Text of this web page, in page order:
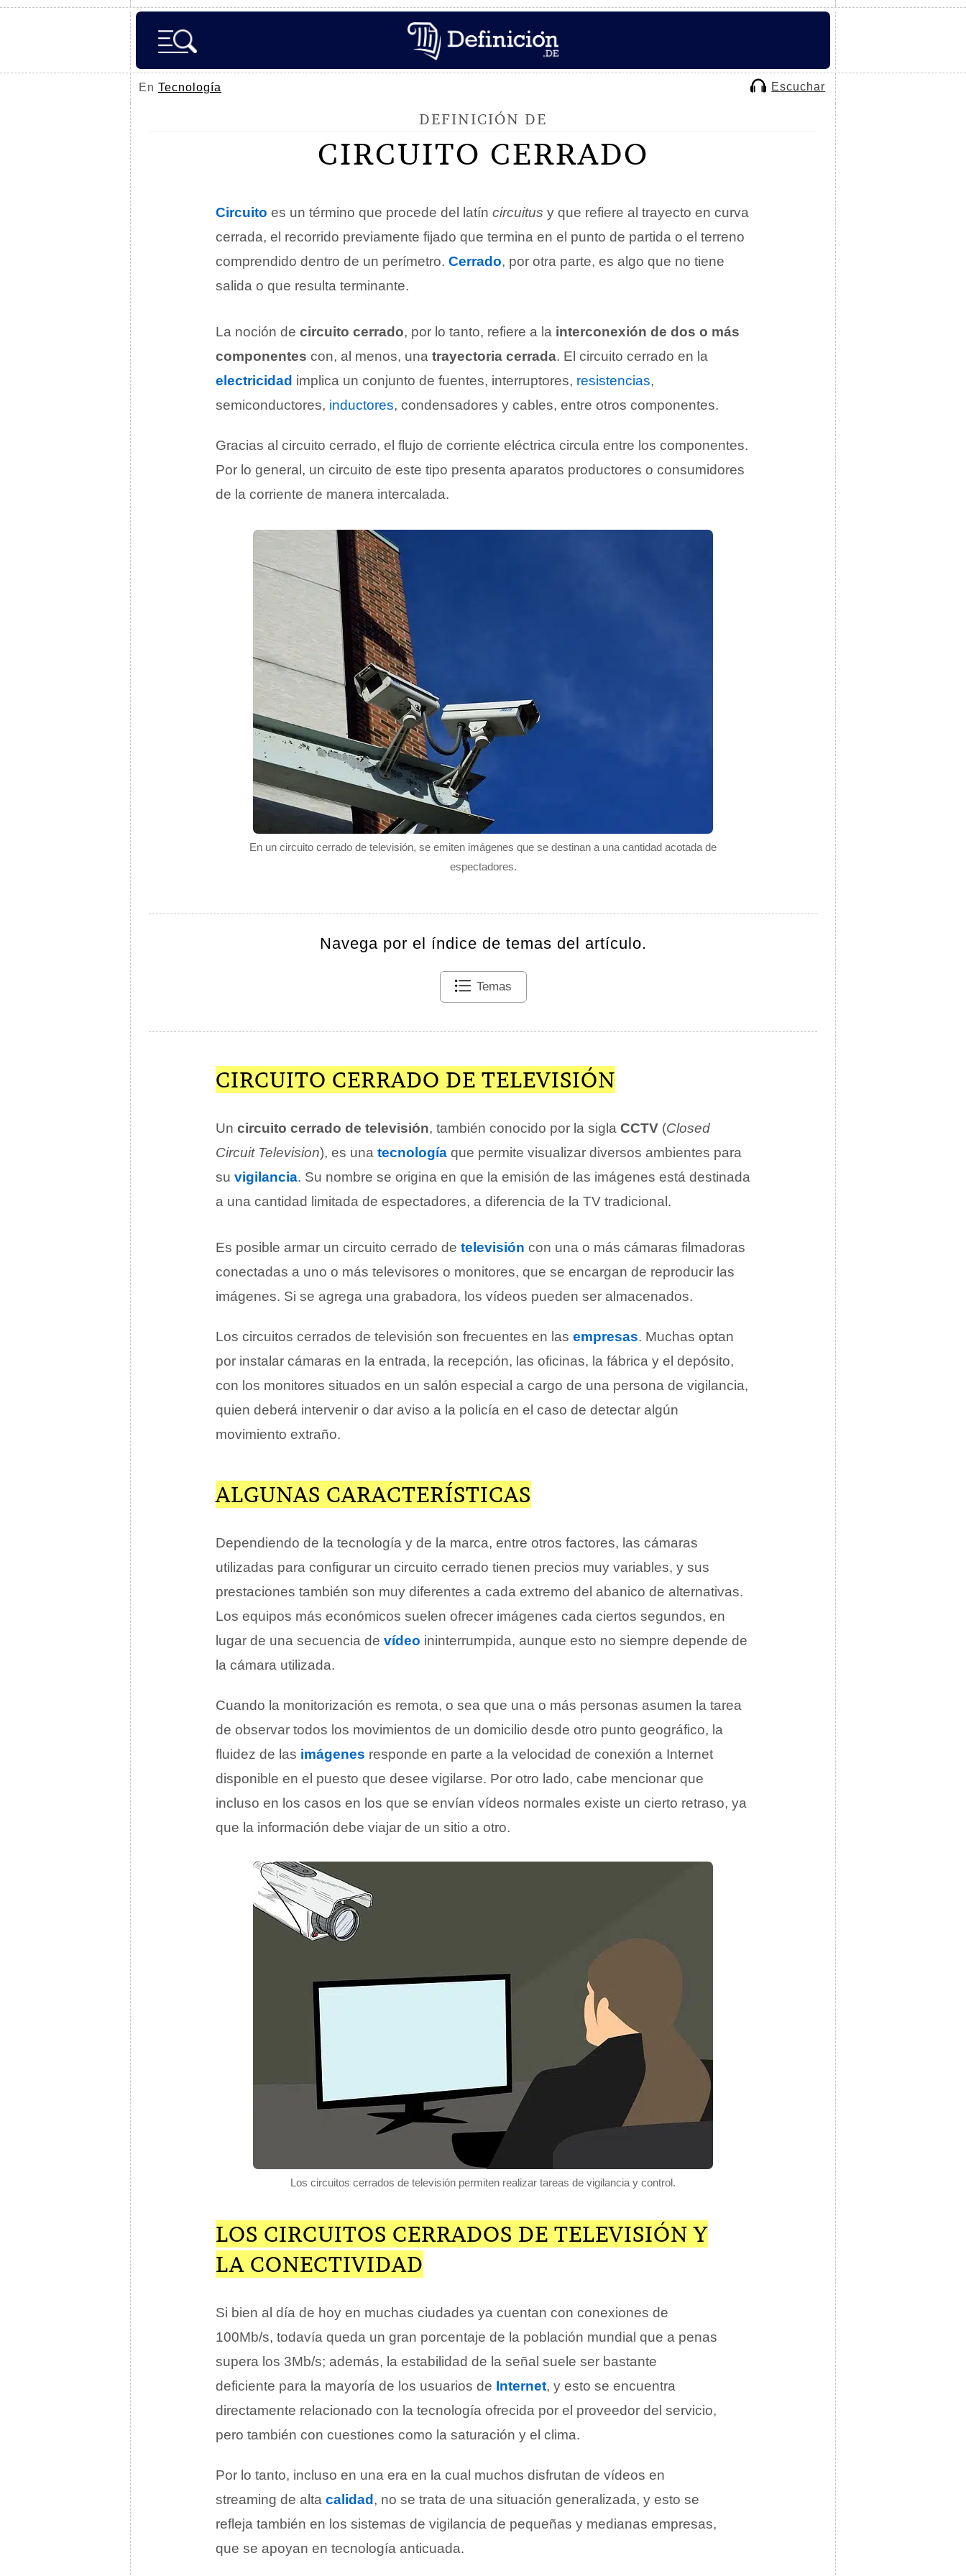
En Tecnología Escuchar
DEFINICIÓN DE
CIRCUITO CERRADO
En un circuito cerrado de televisión, se emiten imágenes que se destinan a una cantidad acotada de
espectadores.
Circuito es un término que procede del latín circuitus y que refiere al trayecto en curva
cerrada, el recorrido previamente fijado que termina en el punto de partida o el terreno
comprendido dentro de un perímetro. Cerrado, por otra parte, es algo que no tiene
salida o que resulta terminante.
La noción de circuito cerrado, por lo tanto, refiere a la interconexión de dos o más
componentes con, al menos, una trayectoria cerrada. El circuito cerrado en la
electricidad implica un conjunto de fuentes, interruptores, resistencias,
semiconductores, inductores, condensadores y cables, entre otros componentes.
Gracias al circuito cerrado, el flujo de corriente eléctrica circula entre los componentes.
Por lo general, un circuito de este tipo presenta aparatos productores o consumidores
de la corriente de manera intercalada.
Navega por el índice de temas del artículo.
Temas
CIRCUITO CERRADO DE TELEVISIÓN
Un circuito cerrado de televisión, también conocido por la sigla CCTV (Closed
Circuit Television), es una tecnología que permite visualizar diversos ambientes para
su vigilancia. Su nombre se origina en que la emisión de las imágenes está destinada
a una cantidad limitada de espectadores, a diferencia de la TV tradicional.
Es posible armar un circuito cerrado de televisión con una o más cámaras filmadoras
conectadas a uno o más televisores o monitores, que se encargan de reproducir las
imágenes. Si se agrega una grabadora, los vídeos pueden ser almacenados.
Los circuitos cerrados de televisión son frecuentes en las empresas. Muchas optan
por instalar cámaras en la entrada, la recepción, las oficinas, la fábrica y el depósito,
con los monitores situados en un salón especial a cargo de una persona de vigilancia,
quien deberá intervenir o dar aviso a la policía en el caso de detectar algún
movimiento extraño.
ALGUNAS CARACTERÍSTICAS
Dependiendo de la tecnología y de la marca, entre otros factores, las cámaras
utilizadas para configurar un circuito cerrado tienen precios muy variables, y sus
prestaciones también son muy diferentes a cada extremo del abanico de alternativas.
Los equipos más económicos suelen ofrecer imágenes cada ciertos segundos, en
lugar de una secuencia de vídeo ininterrumpida, aunque esto no siempre depende de
la cámara utilizada.
Cuando la monitorización es remota, o sea que una o más personas asumen la tarea
de observar todos los movimientos de un domicilio desde otro punto geográfico, la
fluidez de las imágenes responde en parte a la velocidad de conexión a Internet
disponible en el puesto que desee vigilarse. Por otro lado, cabe mencionar que
incluso en los casos en los que se envían vídeos normales existe un cierto retraso, ya
que la información debe viajar de un sitio a otro.
Los circuitos cerrados de televisión permiten realizar tareas de vigilancia y control.
LOS CIRCUITOS CERRADOS DE TELEVISIÓN Y
LA CONECTIVIDAD
Si bien al día de hoy en muchas ciudades ya cuentan con conexiones de
100Mb/s, todavía queda un gran porcentaje de la población mundial que a penas
supera los 3Mb/s; además, la estabilidad de la señal suele ser bastante
deficiente para la mayoría de los usuarios de Internet, y esto se encuentra
directamente relacionado con la tecnología ofrecida por el proveedor del servicio,
pero también con cuestiones como la saturación y el clima.
Por lo tanto, incluso en una era en la cual muchos disfrutan de vídeos en
streaming de alta calidad , no se trata de una situación generalizada, y esto se
refleja también en los sistemas de vigilancia de pequeñas y medianas empresas,
que se apoyan en tecnología anticuada.